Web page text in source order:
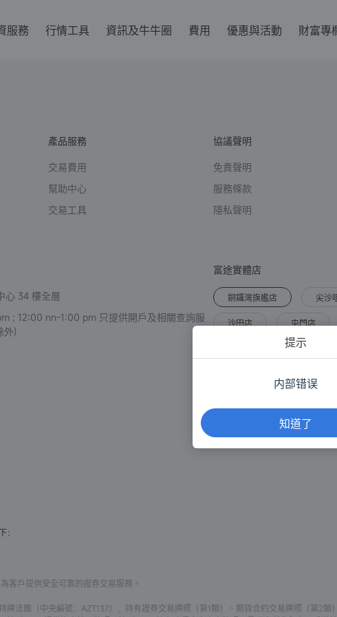
服務 行情工具 資訊及牛牛圈 費用 優惠與活動 財富專
產品服務
交易費用
幫助中心
交易工具
協議聲明
免責聲明
服務條款
隱私聲明
心 34 樓全層
; 12:00 nn-1:00 pm 只提供開戶及相關查詢服
外)
富途實體店
銅鑼灣旗艦店 尖沙
沙田店 屯門店
（銅鑼灣港鐵站A出口，時代
營業時間：
星期一至六: 10:00am -
：
客戶提供安全可靠的證券交易服務。
牌法團（中央編號：AZT137），持有證券交易牌照（第1類）、期貨合約交易牌照（第
提示
内部错误
知道了